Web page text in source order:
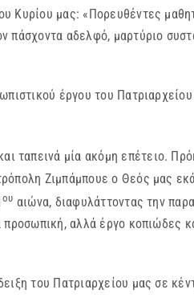
Κυρίου μας: «Πορευθέντες
πάσχοντα αδελφό, μαρτύριο
έργου του
ταπεινά μία ακόμη επέτειο.
Ζιμπάμπουε ο Θεός μας
ου αιώνα, διαφυλάττοντας την
αλλά έργο κοπιώδες
του Πατριαρχείου μας σε